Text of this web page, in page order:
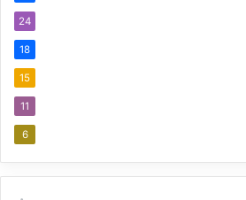
24
18
15
11
6